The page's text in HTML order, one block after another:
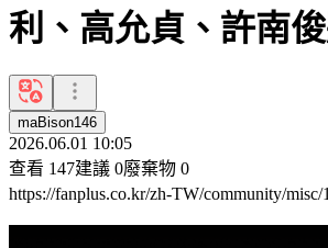
利、高允貞、許南
maBison146
2026.06.01 10:05
查看 147建議 0廢棄物 0
https://fanplus.co.kr/zh-TW/community/misc/